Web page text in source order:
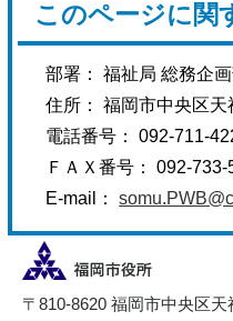
このページに関
部署： 福祉局 総務企
住所： 福岡市中央区
電話番号： 092-711-
ＦＡＸ番号： 092-733-
E-mail：
〒810-8620 福岡市中央区